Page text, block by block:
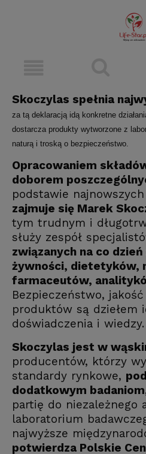
Skoczylas spełnia
za tą deklaracją idą konkretne
dostarcza produkty wytworzone z
naturą i troską o bezpieczeństwo.
Opracowaniem
doborem
podstawie
zajmuje się Marek
tym trudnym i
służy zespół
związanych na co
żywności, dietetyków,
farmaceutów,
Bezpieczeństwo,
produktów są dziełem
doświadczenia i wiedzy.
Skoczylas jest w
producentów, którzy
standardy rynkowe,
dodatkowym badaniom
partię do niezależnego
laboratorium
najwyższe
potwierdza Polskie